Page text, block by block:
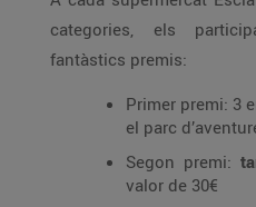
categories, els
fantàstics premis:
Primer premi: 3
el parc
Segon premi:
valor de 30€